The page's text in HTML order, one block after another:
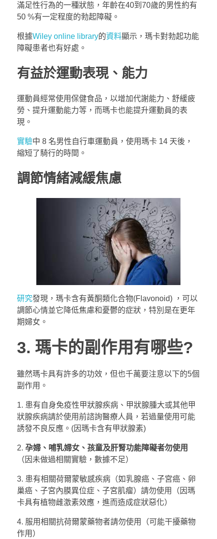
滿足性行為的一種狀態，年齡在40到70歲的男性約有
50 %有一定程度的勃起障礙。
根據Wiley online library的資料顯示，瑪卡對勃起功能
障礙患者也有好處。
有益於運動表現、能力
運動員經常使用保健食品，以增加代謝能力、舒緩疲
勞、提升運動能力等，而瑪卡也能提升運動員的表
現。
實驗中 8 名男性自行車運動員，使用瑪卡 14 天後，
縮短了騎行的時間。
調節情緒減緩焦慮
研究發現，瑪卡含有黃酮類化合物(Flavonoid) ，可以
調節心情並它降低焦慮和憂鬱的症狀，特別是在更年
期婦女。
3. 瑪卡的副作用有哪些?
雖然瑪卡具有許多的功效，但也千萬要注意以下的5個
副作用。
1. 患有自身免疫性甲狀腺疾病、甲狀腺腫大或其他甲
狀腺疾病請於使用前諮詢醫療人員，若過量使用可能
誘發不良反應。(因瑪卡含有甲狀腺素)
2. 孕婦、哺乳婦女、孩童及肝腎功能障礙者勿使用
（因未做過相關實驗，數據不足）
3. 患有相關荷爾蒙敏感疾病（如乳腺癌、子宮癌、卵
巢癌、子宮內膜異位症、子宮肌瘤）請勿使用（因瑪
卡具有植物雌激素效應，進而造成症狀惡化）
4. 服用相關抗荷爾蒙藥物者請勿使用（可能干擾藥物
作用）